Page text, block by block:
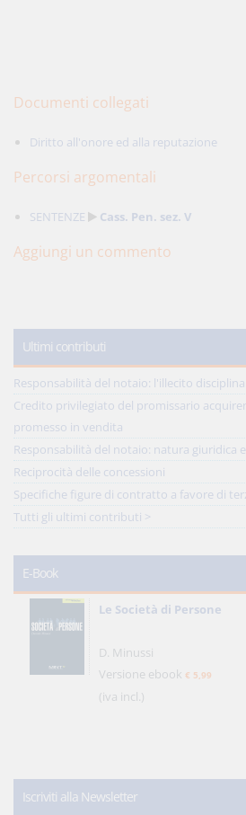
Documenti collegati
Diritto all'onore ed alla reputazione
Percorsi argomentali
SENTENZE Cass. Pen. sez. V
Aggiungi un commento
Ultimi contributi
Responsabilità del notaio: l'illecito
Credito privilegiato del promissario
promesso in vendita
Responsabilità del notaio: natura giuridica
Reciprocità delle concessioni
Specifiche figure di contratto a favore di
Tutti gli ultimi contributi >
E-Book
Le Società di Persone
D. Minussi
Versione ebook € 5,99
(iva incl.)
Iscriviti alla Newsletter